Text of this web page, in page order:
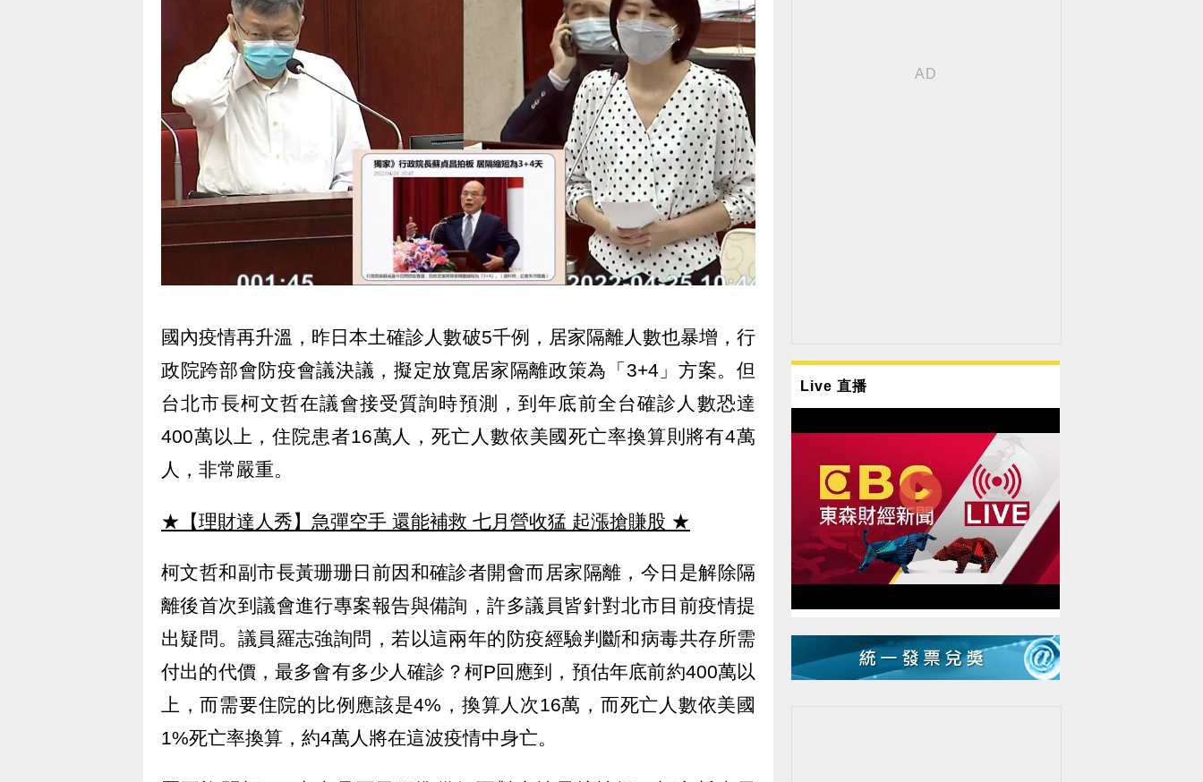
國內疫情再升溫，昨日本土確診人數破5千例，居家隔離人數也暴增，行
政院跨部會防疫會議決議，擬定放寬居家隔離政策為「3+4」方案。但
台北市長柯文哲在議會接受質詢時預測，到年底前全台確診人數恐達
400萬以上，住院患者16萬人，死亡人數依美國死亡率換算則將有4萬
人，非常嚴重。
★【理財達人秀】急彈空手 還能補救 七月營收猛 起漲搶賺股 ★
柯文哲和副市長黃珊珊日前因和確診者開會而居家隔離，今日是解除隔
離後首次到議會進行專案報告與備詢，許多議員皆針對北市目前疫情提
出疑問。議員羅志強詢問，若以這兩年的防疫經驗判斷和病毒共存所需
付出的代價，最多會有多少人確診？柯P回應到，預估年底前約400萬以
上，而需要住院的比例應該是4%，換算人次16萬，而死亡人數依美國
1%死亡率換算，約4萬人將在這波疫情中身亡。
Live 直播